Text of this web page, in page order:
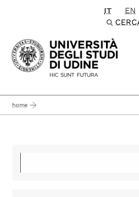
Passa al contenuto
IT EN
home